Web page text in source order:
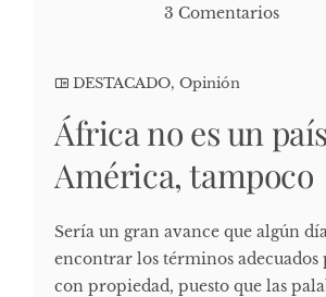
3 Comentarios
DESTACADO, Opinión
África no es un
América, tampoco
Sería un gran avance que algún
encontrar los términos adecuados
con propiedad, puesto que las